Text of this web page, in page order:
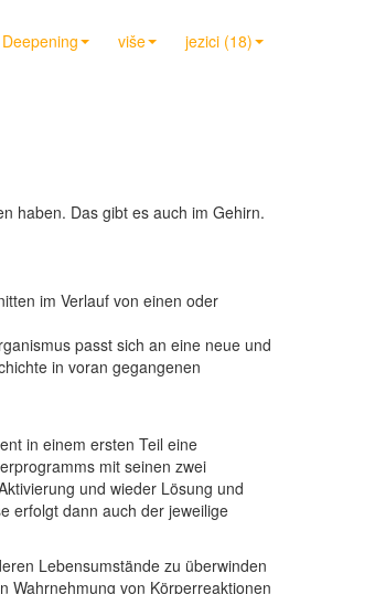
Deepening više jezici (18)
haben. Das gibt es auch im Gehirn.
im Verlauf von einen oder
passt sich an eine neue und
in voran gegangenen
in einem ersten Teil eine
mit seinen zwei
und wieder Lösung und
erfolgt dann auch der jeweilige
Lebensumstände zu überwinden
Wahrnehmung von Körperreaktionen